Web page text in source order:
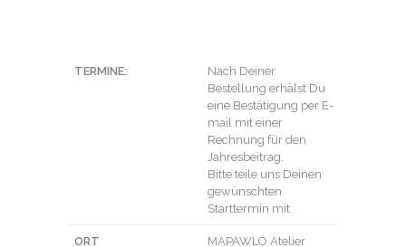
TERMINE:
Nach Deiner
Bestellung erhälst Du
eine Bestätigung per E-
mail mit einer
Rechnung für den
Jahresbeitrag.
Bitte teile uns Deinen
gewünschten
Starttermin mit.
ORT MAPAWLO Atelier